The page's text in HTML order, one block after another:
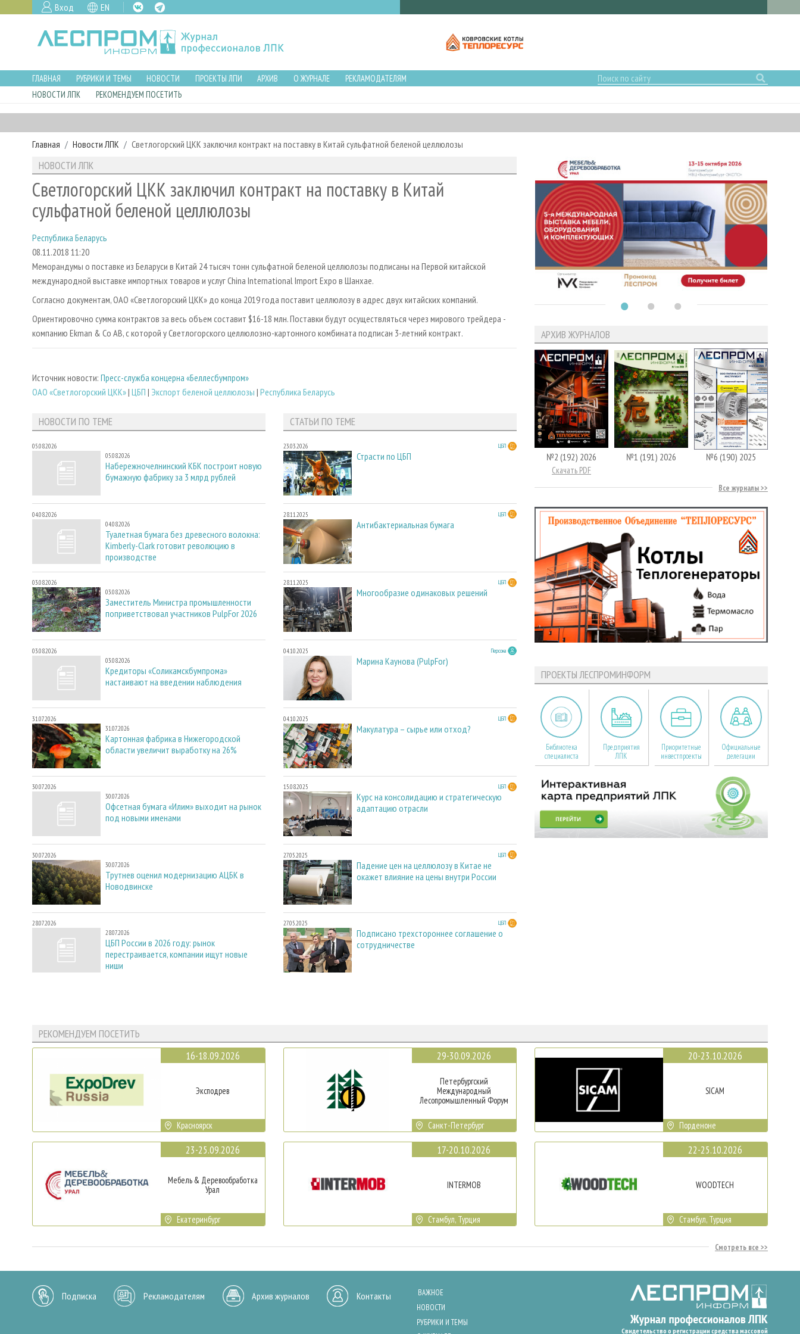
Вход EN
ГЛАВНАЯ РУБРИКИ И ТЕМЫ НОВОСТИ ПРОЕКТЫ ЛПИ АРХИВ О ЖУРНАЛЕ
РЕКЛАМОДАТЕЛЯМ
НОВОСТИ ЛПК
РЕКОМЕНДУЕМ ПОСЕТИТЬ
Главная Новости ЛПК Светлогорский ЦКК заключил контракт на поставку в Китай сульфатной беленой целлюлозы
НОВОСТИ ЛПК
Светлогорский ЦКК заключил контракт на поставку в Китай
сульфатной беленой целлюлозы
Республика Беларусь
08.11.2018 11:20
Меморандумы о поставке из Беларуси в Китай 24 тысяч тонн сульфатной беленой целлюлозы подписаны на Первой китайской
международной выставке импортных товаров и услуг China International Import Expo в Шанхае.
Согласно документам, ОАО «Светлогорский ЦКК» до конца 2019 года поставит целлюлозу в адрес двух китайских компаний.
Ориентировочно сумма контрактов за весь объем составит $16-18 млн. Поставки будут осуществляться через мирового трейдера -
компанию Ekman & Co AB, с которой у Светлогорского целлюлозно-картонного комбината подписан 3-летний контракт.
Источник новости: Пресс-служба концерна «Беллесбумпром»
ОАО «Светлогорский ЦКК»| ЦБП | Экспорт беленой целлюлозы | Республика Беларусь
НОВОСТИ ПО ТЕМЕ
05.08.2026
05.08.2026
Набережночелнинский КБК построит новую
бумажную фабрику за 3 млрд рублей
04.08.2026
04.08.2026
Туалетная бумага без древесного волокна:
Kimberly-Clark готовит революцию в
производстве
03.08.2026
03.08.2026
Заместитель Министра промышленности
поприветствовал участников PulpFor 2026
03.08.2026
03.08.2026
Кредиторы «Соликамскбумпрома»
настаивают на введении наблюдения
31.07.2026
31.07.2026
Картонная фабрика в Нижегородской
области увеличит выработку на 26%
30.07.2026
30.07.2026
Офсетная бумага «Илим» выходит на рынок
под новыми именами
30.07.2026
30.07.2026
Трутнев оценил модернизацию АЦБК в
Новодвинске
28.07.2026
28.07.2026
ЦБП России в 2026 году: рынок
перестраивается, компании ищут новые
ниши
СТАТЬИ ПО ТЕМЕ
23.03.2026 ЦБП
Страсти по ЦБП
28.11.2025 ЦБП
Антибактериальная бумага
28.11.2025 ЦБП
Многообразие одинаковых решений
04.10.2025 Персона
Марина Каунова (PulpFor)
04.10.2025 ЦБП
Макулатура – сырье или отход?
15.08.2025 ЦБП
Курс на консолидацию и стратегическую
адаптацию отрасли
27.05.2025 ЦБП
Падение цен на целлюлозу в Китае не
окажет влияние на цены внутри России
27.05.2025 ЦБП
Подписано трехстороннее соглашение о
сотрудничестве
АРХИВ ЖУРНАЛОВ
№2 (192) 2026
Скачать PDF
№1 (191) 2026 №6 (190) 2025
Все журналы
ПРОЕКТЫ ЛЕСПРОМИНФОРМ
Библиотека
специалиста
Предприятия
ЛПК
Приоритетные
инвестпроекты
Официальные
делегации
РЕКОМЕНДУЕМ ПОСЕТИТЬ
16-18.09.2026
Эксподрев
Красноярск
23-25.09.2026
Мебель & Деревообработка
Урал
Екатеринбург
29-30.09.2026
Петербургский
Международный
Лесопромышленный Форум
Санкт-Петербург
17-20.10.2026
INTERMOB
Стамбул, Турция
20-23.10.2026
SICAM
Порденоне
22-25.10.2026
WOODTECH
Стамбул, Турция
Смотреть все
Подписка Рекламодателям Архив журналов Контакты
ВАЖНОЕ
НОВОСТИ
РУБРИКИ И ТЕМЫ
Свидетельство о регистрации средства массовой